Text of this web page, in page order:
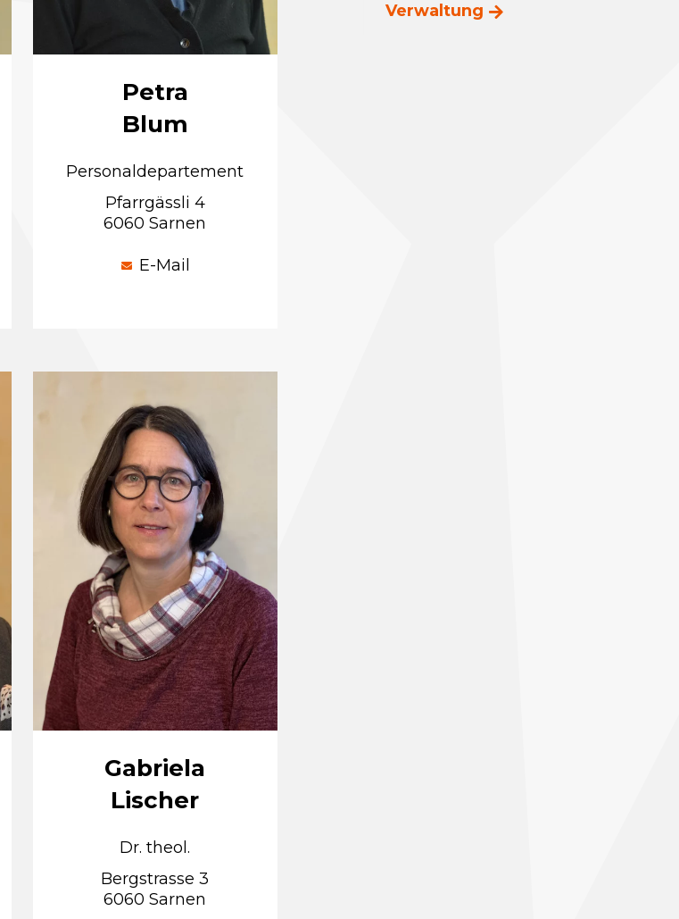
Petra
Blum
Personaldepartement
Pfarrgässli 4
6060 Sarnen
E-Mail
Gabriela
Lischer
Dr. theol.
Bergstrasse 3
6060 Sarnen
Verwaltung